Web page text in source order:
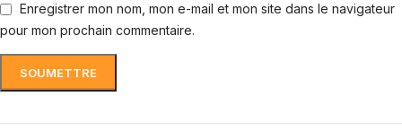
Enregistrer mon nom, mon e-mail et mon site dans le navigateur
pour mon prochain commentaire.